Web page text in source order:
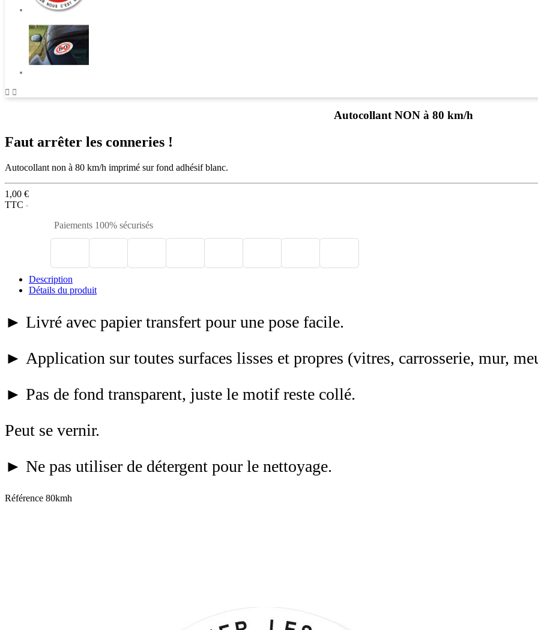
 
Autocollant NON à 80 km/h
Faut arrêter les conneries !
Autocollant non à 80 km/h imprimé sur fond adhésif blanc.
1,00 €
TTC
Paiements 100% sécurisés
Description
Détails du produit
► Livré avec papier transfert pour une pose facile.
► Application sur toutes surfaces lisses et propres (vitres, carrosserie, mur,
► Pas de fond transparent, juste le motif reste collé.
Peut se vernir.
► Ne pas utiliser de détergent pour le nettoyage.
Référence 80kmh